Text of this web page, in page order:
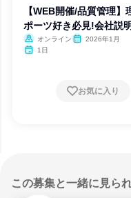
【WEB開催/品質管理】
ポーツ好き必見!会社説
オンライン
2026年1月
1日
お気に入り
この募集と一緒に見ら